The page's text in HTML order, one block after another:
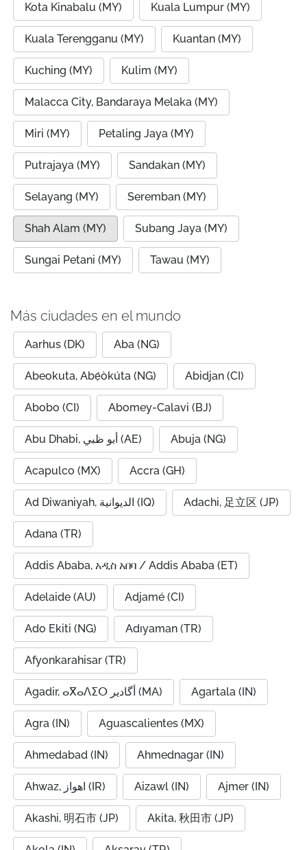
Kota Kinabalu (MY) Kuala Lumpur (MY)
Kuala Terengganu (MY) Kuantan (MY)
Kuching (MY) Kulim (MY)
Malacca City, Bandaraya Melaka (MY)
Miri (MY) Petaling Jaya (MY)
Putrajaya (MY) Sandakan (MY)
Selayang (MY) Seremban (MY)
Shah Alam (MY) Subang Jaya (MY)
Sungai Petani (MY) Tawau (MY)
Más ciudades en el mundo
Aarhus (DK) Aba (NG)
Abeokuta, Abẹ́òkúta (NG) Abidjan (CI)
Abobo (CI) Abomey-Calavi (BJ)
Abu Dhabi, أبو ظبي (AE) Abuja (NG)
Acapulco (MX) Accra (GH)
Ad Diwaniyah, الديوانية (IQ) Adachi, 足立区 (JP)
Adana (TR)
Addis Ababa, አዲስ አበባ / Addis Ababa (ET)
Adelaide (AU) Adjamé (CI)
Ado Ekiti (NG) Adıyaman (TR)
Afyonkarahisar (TR)
Agadir, ⴰⴳⴰⴷⵉⵔ أگادیر (MA) Agartala (IN)
Agra (IN) Aguascalientes (MX)
Ahmedabad (IN) Ahmednagar (IN)
Ahwaz, اهواز (IR) Aizawl (IN) Ajmer (IN)
Akashi, 明石市 (JP) Akita, 秋田市 (JP)